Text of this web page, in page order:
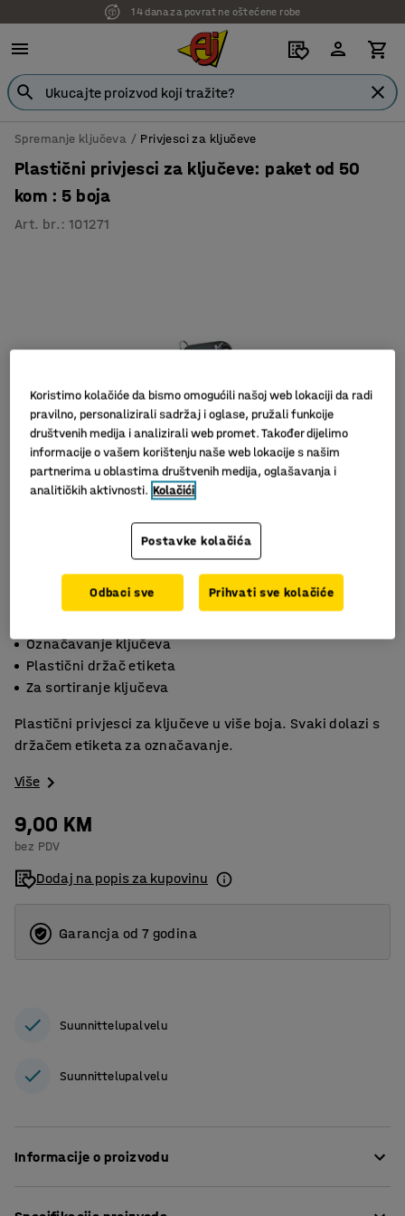
14 dana za povrat ne oštećene robe
Spremanje ključeva Privjesci za ključeve
Plastični privjesci za ključeve: paket od 50
kom : 5 boja
Art. br. :101271
Označavanje ključeva
Plastični držač etiketa
Za sortiranje ključeva
Plastični privjesci za ključeve u više boja. Svaki dolazi s
držačem etiketa za označavanje.
Više
9,00 KM
bez PDV
Dodaj na popis za kupovinu
Garancja od 7 godina
Suunnittelupalvelu
Suunnittelupalvelu
Informacije o proizvodu
Koristimo kolačiće da bismo omogućili našoj web lokaciji da radi
pravilno, personalizirali sadržaj i oglase, pružali funkcije
društvenih medija i analizirali web promet. Također dijelimo
informacije o vašem korištenju naše web lokacije s našim
partnerima u oblastima društvenih medija, oglašavanja i
analitičkih aktivnosti. Kolačići
Postavke kolačića
Odbaci sve Prihvati sve kolačiće